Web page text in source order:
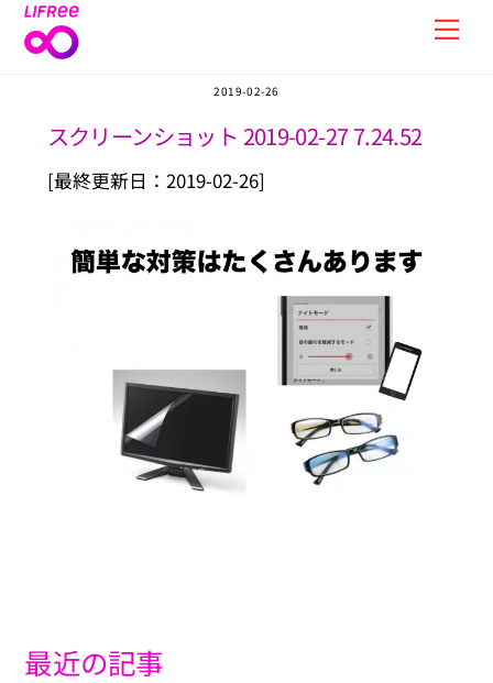
Skip
2019-02-26
スクリーンショット 2019-02-27 7.24.52
[最終更新日：2019-02-26]
最近の記事